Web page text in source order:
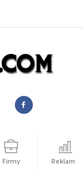
Firmy Reklama